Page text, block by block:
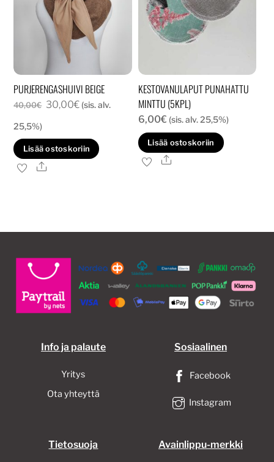
PURJERENGASHUIVI BEIGE
40,00€ Alkuperäinen
oli:
40,00€.
30,00€Nykyinen
on:
30,00€.
(sis. alv.
25,5%)
Lisää ostoskoriin
Ale
KESTOVANULAPUT PUNAHATTU
MINTTU (5KPL)
6,00€ (sis. alv. 25,5%)
Lisää ostoskoriin
Ale
Info ja palaute
Yritys
Ota yhteyttä
Sosiaalinen
Facebook
Instagram
Tietosuoja Avainlippu-merkki